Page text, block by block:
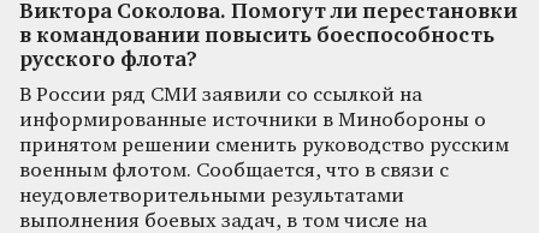
Виктора Соколова. Помогут ли перестановки
в командовании повысить боеспособность
русского флота?
В России ряд СМИ заявили со ссылкой на
информированные источники в Минобороны о
принятом решении сменить руководство русским
военным флотом. Сообщается, что в связи с
неудовлетворительными результатами
выполнения боевых задач, в том числе на